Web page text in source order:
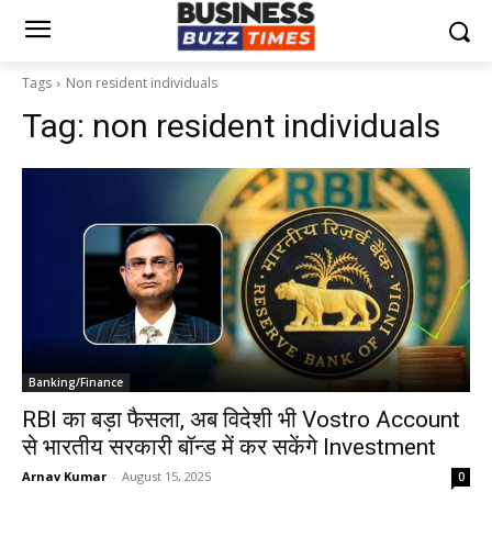
Tags Non resident individuals
Tag: non resident individuals
Banking/Finance
RBI का बड़ा फैसला, अब विदेशी भी Vostro Account
से भारतीय सरकारी बॉन्ड में कर सकेंगे Investment
Arnav Kumar - August 15, 2025 0